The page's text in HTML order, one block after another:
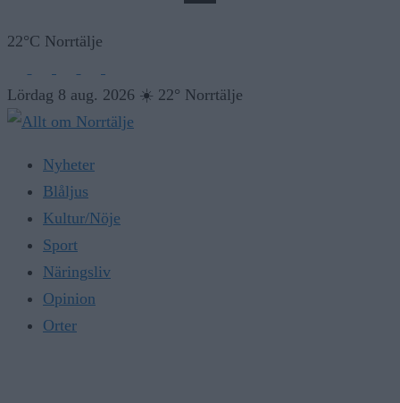
22°C Norrtälje
Lördag 8 aug. 2026 ☀️ 22° Norrtälje
Nyheter
Blåljus
Kultur/Nöje
Sport
Näringsliv
Opinion
Orter